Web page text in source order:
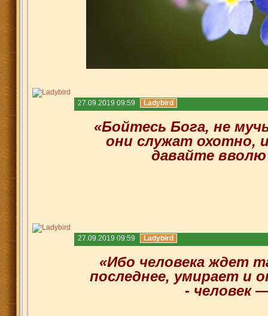
27.09.2019 09:59 Ladybird
«Бойтесь Бога, не
они служат охотно,
давайте
27.09.2019 09:59 Ladybird
«Ибо человека ждет
последнее, умирает и
- человек